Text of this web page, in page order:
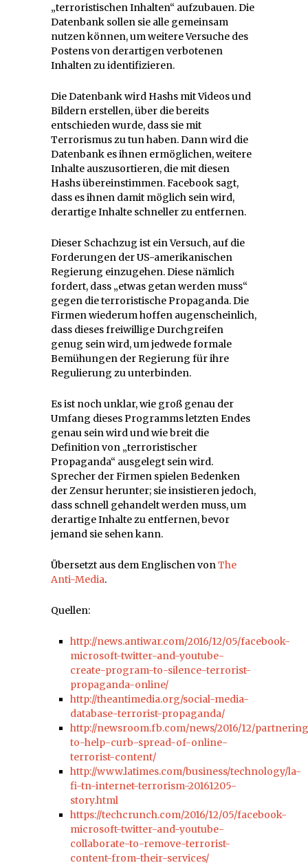
„terroristischen Inhalten“ aufzubauen. Die
Datenbank sollen sie alle gemeinsam
nutzen können, um weitere Versuche des
Postens von derartigen verbotenen
Inhalten zu identifizieren.
Die Datenbank wird Hashs mit Videos und
Bildern erstellen, über die bereits
entschieden wurde, dass sie mit
Terrorismus zu tun haben. Dann wird die
Datenbank es ihnen ermöglichen, weitere
Inhalte auszusortieren, die mit diesen
Hashs übereinstimmen. Facebook sagt,
dass es ihnen damit möglich sein wird,
derartige Inhalte schneller zu entfernen.
Dieser Schachzug ist ein Versuch, auf die
Forderungen der US-amerikanischen
Regierung einzugehen. Diese nämlich
fordert, dass „etwas getan werden muss“
gegen die terroristische Propaganda. Die
Firmen wiederum hoffen augenscheinlich,
dass dieses freiwillige Durchgreifen
genug sein wird, um jedwede formale
Bemühungen der Regierung für ihre
Regulierung zu unterbinden.
Es ist noch unklar, wie groß genau der
Umfang dieses Programms letzten Endes
genau sein wird und wie breit die
Definition von „terroristischer
Propaganda“ ausgelegt sein wird.
Sprecher der Firmen spielen Bedenken
der Zensur herunter; sie insistieren jedoch,
dass schnell gehandelt werden muss, um
derartige Inhalte zu entfernen, bevor
jemand sie sehen kann.
Übersetzt aus dem Englischen vonThe
Anti-Media.
Quellen:
http://news.antiwar.com/2016/12/05/facebook-
microsoft-twitter-and-youtube-
create-program-to-silence-terrorist-
propaganda-online/
http://theantimedia.org/social-media-
database-terrorist-propaganda/
http://newsroom.fb.com/news/2016/12/
to-help-curb-spread-of-online-
terrorist-content/
http://www.latimes.com/business/technology/la-
fi-tn-internet-terrorism-20161205-
story.html
https://techcrunch.com/2016/12/05/facebook-
microsoft-twitter-and-youtube-
collaborate-to-remove-terrorist-
content-from-their-services/